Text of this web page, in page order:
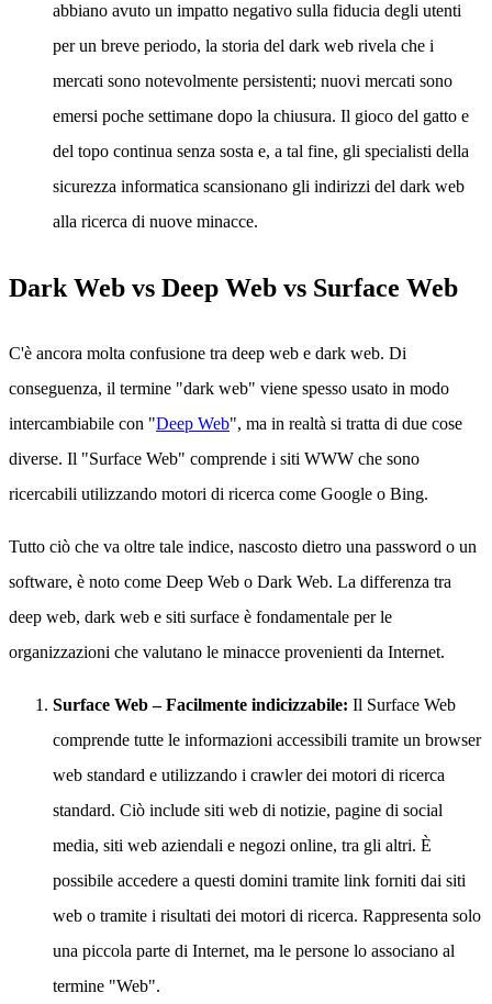
abbiano avuto un impatto negativo sulla fiducia degli utenti
per un breve periodo, la storia del dark web rivela che i
mercati sono notevolmente persistenti; nuovi mercati sono
emersi poche settimane dopo la chiusura. Il gioco del gatto e
del topo continua senza sosta e, a tal fine, gli specialisti della
sicurezza informatica scansionano gli indirizzi del dark web
alla ricerca di nuove minacce.
Dark Web vs Deep Web vs Surface Web
C'è ancora molta confusione tra deep web e dark web. Di
conseguenza, il termine "dark web" viene spesso usato in modo
intercambiabile con "Deep Web", ma in realtà si tratta di due cose
diverse. Il "Surface Web" comprende i siti WWW che sono
ricercabili utilizzando motori di ricerca come Google o Bing.
Tutto ciò che va oltre tale indice, nascosto dietro una password o un
software, è noto come Deep Web o Dark Web. La differenza tra
deep web, dark web e siti surface è fondamentale per le
organizzazioni che valutano le minacce provenienti da Internet.
Surface Web – Facilmente indicizzabile: Il Surface Web
comprende tutte le informazioni accessibili tramite un browser
web standard e utilizzando i crawler dei motori di ricerca
standard. Ciò include siti web di notizie, pagine di social
media, siti web aziendali e negozi online, tra gli altri. È
possibile accedere a questi domini tramite link forniti dai siti
web o tramite i risultati dei motori di ricerca. Rappresenta solo
una piccola parte di Internet, ma le persone lo associano al
termine "Web".